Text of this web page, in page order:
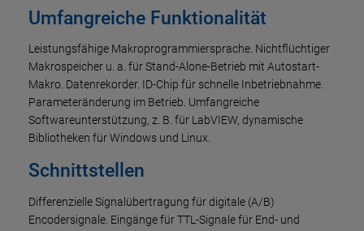
Umfangreiche Funktionalität
Leistungsfähige Makroprogrammiersprache. Nichtflüchtiger
Makrospeicher u. a. für Stand-Alone-Betrieb mit Autostart-
Makro. Datenrekorder. ID-Chip für schnelle Inbetriebnahme.
Parameteränderung im Betrieb. Umfangreiche
Softwareunterstützung, z. B. für LabVIEW, dynamische
Bibliotheken für Windows und Linux.
Schnittstellen
Differenzielle Signalübertragung für digitale (A/B)
Encodersignale. Eingänge für TTL-Signale für End- und